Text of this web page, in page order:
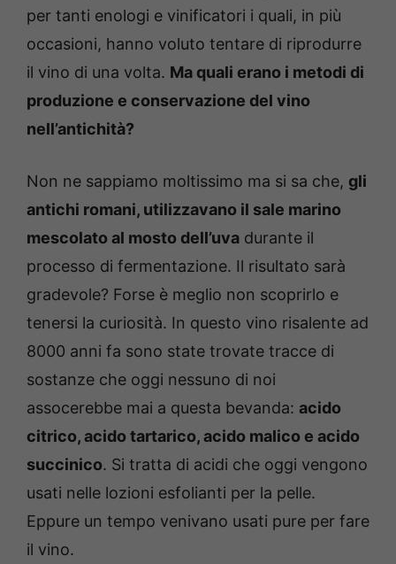
per tanti enologi e vinificatori i quali, in più
occasioni, hanno voluto tentare di riprodurre
il vino di una volta. Ma quali erano i metodi di
produzione e conservazione del vino
nell’antichità?
Non ne sappiamo moltissimo ma si sa che, gli
antichi romani, utilizzavano il sale marino
mescolato al mosto dell’uva durante il
processo di fermentazione. Il risultato sarà
gradevole? Forse è meglio non scoprirlo e
tenersi la curiosità. In questo vino risalente ad
8000 anni fa sono state trovate tracce di
sostanze che oggi nessuno di noi
assocerebbe mai a questa bevanda: acido
citrico, acido tartarico, acido malico e acido
succinico. Si tratta di acidi che oggi vengono
usati nelle lozioni esfolianti per la pelle.
Eppure un tempo venivano usati pure per fare
il vino.